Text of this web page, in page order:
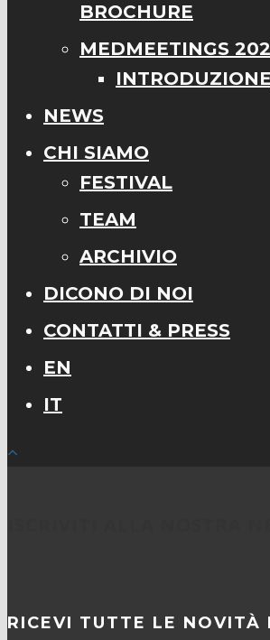
BROCHURE
MEDMEETINGS
INTRODUZIONE
NEWS
CHI SIAMO
FESTIVAL
TEAM
ARCHIVIO
DICONO DI NOI
CONTATTI & PRESS
EN
IT
RICEVI TUTTE LE NOVITÀ